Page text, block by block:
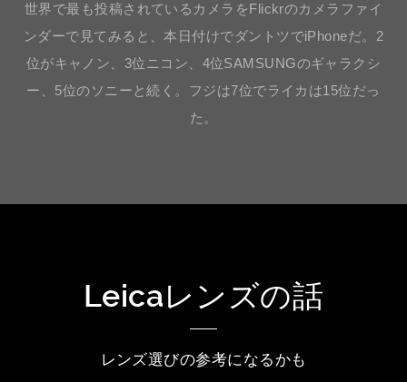
世界で最も投稿されているカメラをFlickrのカメラファイ
ンダーで見てみると、本日付けでダントツでiPhoneだ。2
位がキャノン、3位ニコン、4位SAMSUNGのギャラクシ
ー、5位のソニーと続く。フジは7位でライカは15位だっ
た。
Leicaレンズの話
レンズ選びの参考になるかも